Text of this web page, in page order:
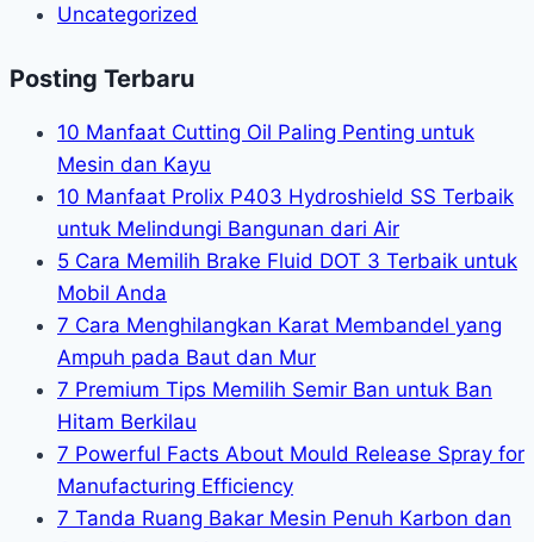
Uncategorized
Posting Terbaru
10 Manfaat Cutting Oil Paling Penting untuk
Mesin dan Kayu
10 Manfaat Prolix P403 Hydroshield SS Terbaik
untuk Melindungi Bangunan dari Air
5 Cara Memilih Brake Fluid DOT 3 Terbaik untuk
Mobil Anda
7 Cara Menghilangkan Karat Membandel yang
Ampuh pada Baut dan Mur
7 Premium Tips Memilih Semir Ban untuk Ban
Hitam Berkilau
7 Powerful Facts About Mould Release Spray for
Manufacturing Efficiency
7 Tanda Ruang Bakar Mesin Penuh Karbon dan